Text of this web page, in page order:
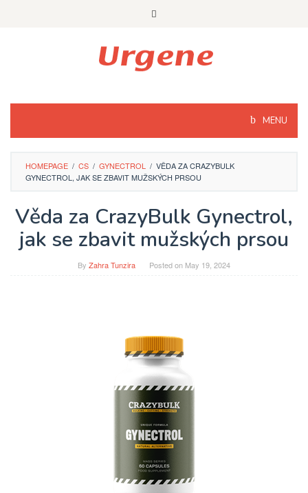
MENU
HOMEPAGE / CS / GYNECTROL / VĚDA ZA CRAZYBULK
GYNECTROL, JAK SE ZBAVIT MUŽSKÝCH PRSOU
Věda za CrazyBulk Gynectrol,
jak se zbavit mužských prsou
By Zahra Tunzira Posted on May 19, 2024